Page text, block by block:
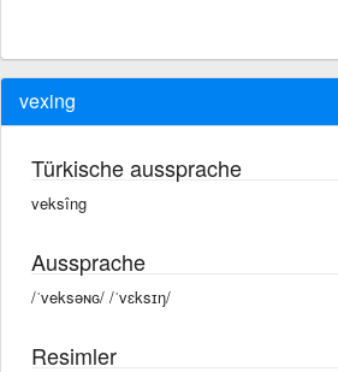
vexing
Türkische aussprache
veksîng
Aussprache
/ˈveksəɴɢ/ /ˈvɛksɪŋ/
Resimler